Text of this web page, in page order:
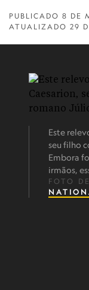
PUBLICADO 8 DE
ATUALIZADO 29
Este
seu filho
Embora
irmãos,
FOTO